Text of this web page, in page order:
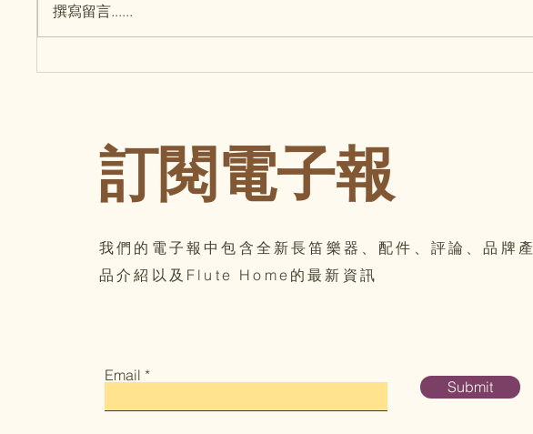
撰寫留言......
訂閱電子報
我們的電子報中包含全新長笛樂器、配件、評論、品牌產
品介紹以及Flute Home的最新資訊
Email
Submit